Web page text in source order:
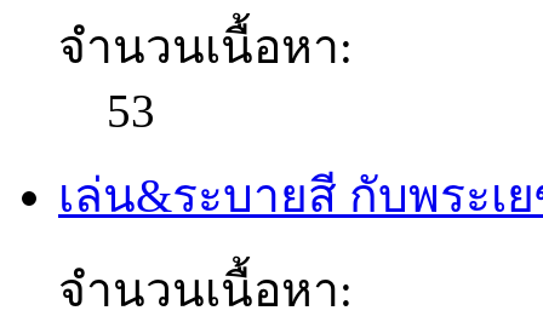
จำนวนเนื้อหา:
53
เล่น&ระบายสี กับพระเ
จำนวนเนื้อหา: